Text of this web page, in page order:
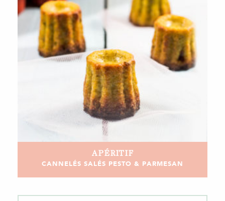
APÉRITIF
CANNELÉS SALÉS PESTO & PARMESAN